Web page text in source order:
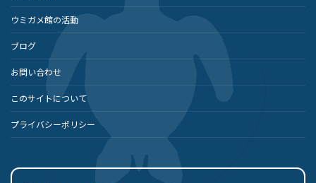
ウミガメ館の活動
ブログ
お問い合わせ
このサイトについて
プライバシーポリシー